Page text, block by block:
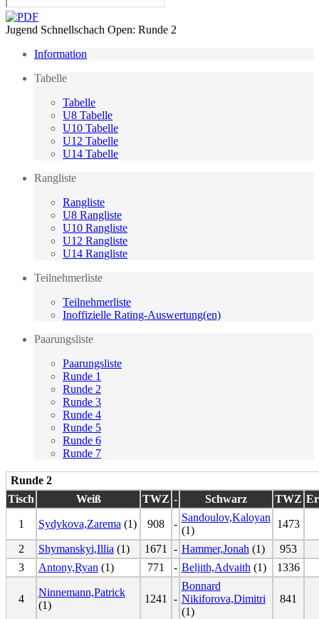
Jugend Schnellschach Open: Runde 2
Information
Tabelle
Tabelle
U8 Tabelle
U10 Tabelle
U12 Tabelle
U14 Tabelle
Rangliste
Rangliste
U8 Rangliste
U10 Rangliste
U12 Rangliste
U14 Rangliste
Teilnehmerliste
Teilnehmerliste
Inoffizielle Rating-Auswertung(en)
Paarungsliste
Paarungsliste
Runde 1
Runde 2
Runde 3
Runde 4
Runde 5
Runde 6
Runde 7
Runde 2
Tisch
Weiß TWZ - Schwarz TWZ
1 Sydykova,Zarema (1) 908 -
Sandoulov,Kaloyan
(1)
1473
2 Shymanskyi,Illia (1) 1671 - Hammer,Jonah (1)
953
3
Antony,Ryan (1) 771 - Beljith,Advaith (1) 1336
4
Ninnemann,Patrick
(1)
1241 -
Bonnard
Nikiforova,Dimitri
(1)
841